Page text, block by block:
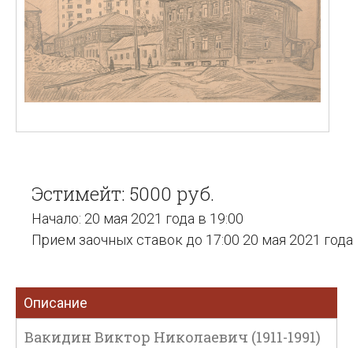
Эстимейт: 5000 руб.
Начало: 20 мая 2021 года в 19:00
Прием заочных ставок до 17:00 20 мая 2021 года
Описание
Вакидин Виктор Николаевич (1911-1991)